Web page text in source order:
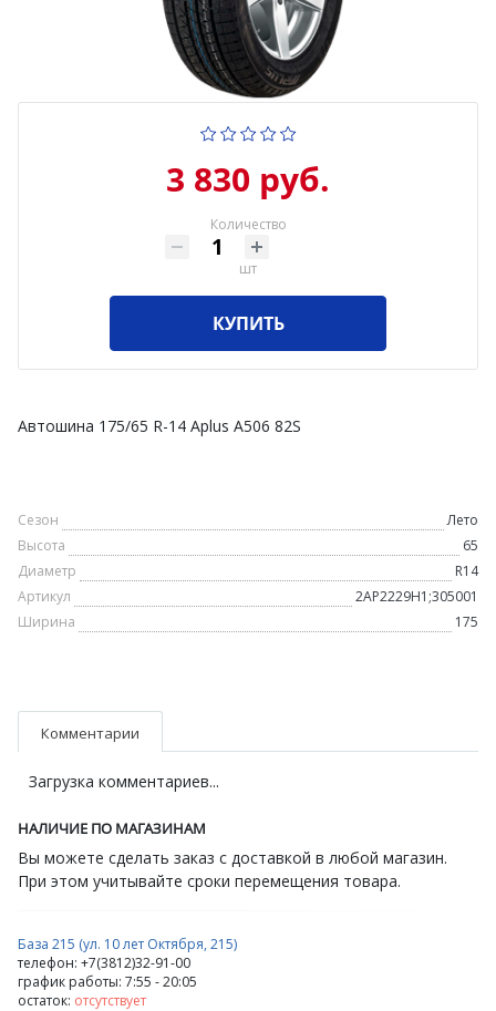
3 830 руб.
Количество
шт
КУПИТЬ
Автошина 175/65 R-14 Aplus A506 82S
Сезон
Лето
Высота
65
Диаметр
R14
Артикул
2AP2229H1;305001
Ширина
175
Комментарии
Загрузка комментариев...
НАЛИЧИЕ ПО МАГАЗИНАМ
Вы можете сделать заказ с доставкой в любой магазин.
При этом учитывайте сроки перемещения товара.
База 215 (ул. 10 лет Октября, 215)
телефон: +7(3812)32-91-00
график работы: 7:55 - 20:05
остаток: отсутствует